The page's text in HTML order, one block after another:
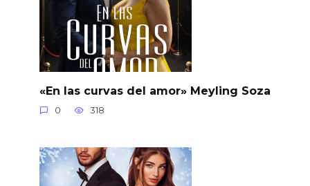
«En las curvas del amor» Meyling Soza
0 318